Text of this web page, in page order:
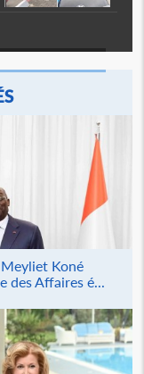
Koné
des Affaires é...